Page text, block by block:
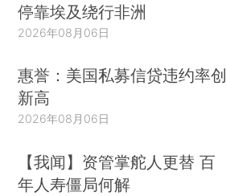
停靠埃及绕行非洲
2026年08月06日
惠誉：美国私募信贷违约率创
新高
2026年08月06日
【我闻】资管掌舵人更替 百
年人寿僵局何解